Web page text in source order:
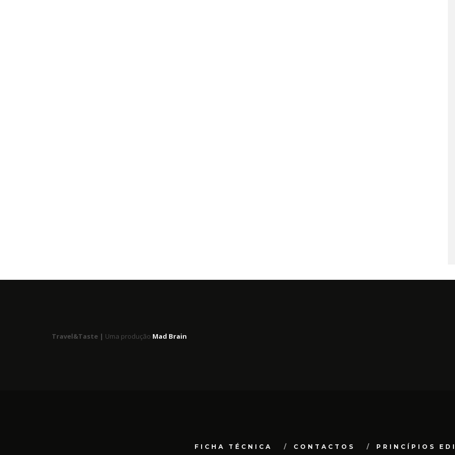
Travel&Taste | Uma produção Mad Brain
FICHA TÉCNICA CONTACTOS PRINCÍPIOS